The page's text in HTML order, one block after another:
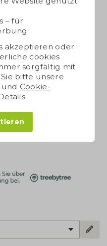
– für
akzeptieren oder
cookies
sorgfältig mit
bitte unsere
und Cookie-